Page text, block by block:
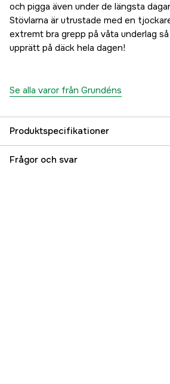
och pigga även under de längsta
Stövlarna är utrustade med en
extremt bra grepp på våta underlag
upprätt på däck hela dagen!
Se alla varor från Grundéns
Produktspecifikationer
Referensnummer
Frågor och svar